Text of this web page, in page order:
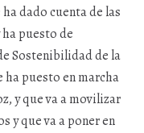
dado cuenta de las
puesto de
Sostenibilidad de la
ha puesto en marcha
y que va a movilizar
y que va a poner en